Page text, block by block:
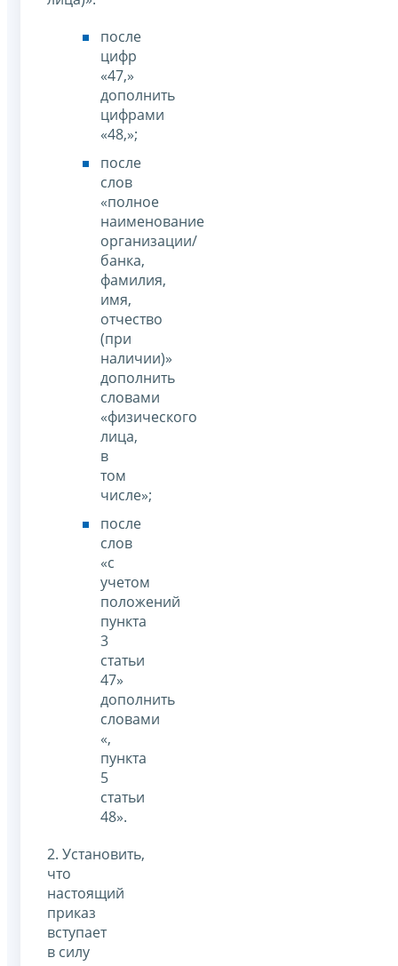
после
цифр
«47,»
дополнить
цифрами
«48,»;
после
слов
«полное
наименование
организации/
банка,
фамилия,
имя,
отчество
(при
наличии)»
дополнить
словами
«физического
лица,
в
том
числе»;
после
слов
«с
учетом
положений
пункта
3
статьи
47»
дополнить
словами
«,
пункта
5
статьи
48».
2. Установить,
что
настоящий
приказ
вступает
в силу